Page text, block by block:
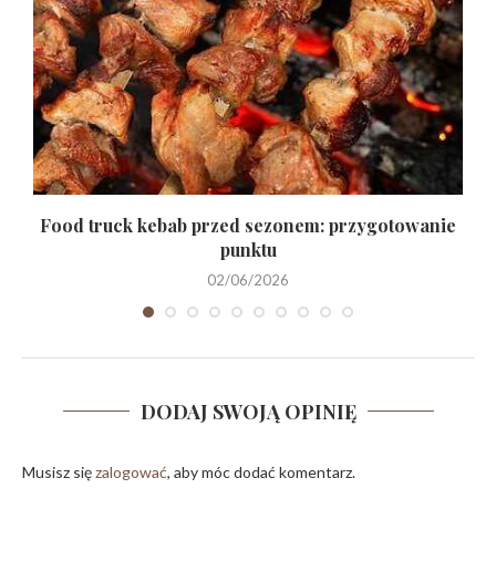
Food truck kebab przed sezonem: przygotowanie
punktu
02/06/2026
DODAJ SWOJĄ OPINIĘ
Musisz sięzalogować, aby móc dodać komentarz.